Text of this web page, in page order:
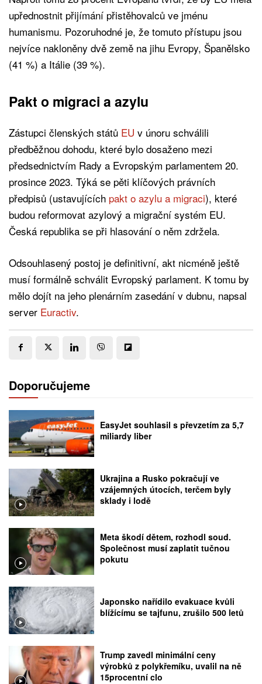
upřednostnit přijímání přistěhovalců ve jménu
humanismu. Pozoruhodné je, že tomuto přístupu jsou
nejvíce nakloněny dvě země na jihu Evropy, Španělsko
(41 %) a Itálie (39 %).
Pakt o migraci a azylu
Zástupci členských států EU v únoru schválili
předběžnou dohodu, které bylo dosaženo mezi
předsednictvím Rady a Evropským parlamentem 20.
prosince 2023. Týká se pěti klíčových právních
předpisů (ustavujících pakt o azylu a migraci), které
budou reformovat azylový a migrační systém EU.
Česká republika se při hlasování o něm zdržela.
Odsouhlasený postoj je definitivní, akt nicméně ještě
musí formálně schválit Evropský parlament. K tomu by
mělo dojít na jeho plenárním zasedání v dubnu, napsal
server Euractiv.
Doporučujeme
EasyJet souhlasil s převzetím za 5,7
miliardy liber
Ukrajina a Rusko pokračují ve
vzájemných útocích, terčem byly
sklady i lodě
Meta škodí dětem, rozhodl soud.
Společnost musí zaplatit tučnou
pokutu
Japonsko nařídilo evakuace kvůli
blížícímu se tajfunu, zrušilo 500 letů
Trump zavedl minimální ceny
výrobků z polykřemíku, uvalil na ně
15procentní clo